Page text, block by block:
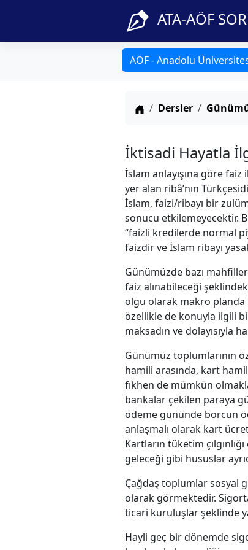
ATA-AÖF
AÖF - Anadolu
Anasayfa
Dersler
İktisadi Hayatla
İslam anlayışına göre faiz
yer alan ribâ’nın
İslam, faizi/ribayı bir
sonucu etkilemeyecektir.
“faizli kredilerde normal
faizdir ve İslam ribayı
Günümüzde bazı
faiz alınabileceği
olgu olarak makro planda
özellikle de konuyla ilgili
maksadın ve dolayısıyla
Günümüz toplumlarının
hamili arasında, kart
fıkhen de mümkün
bankalar çekilen paraya
ödeme gününde borcun
anlaşmalı olarak kart
Kartların tüketim
geleceği gibi hususlar
Çağdaş toplumlar sosyal
olarak görmektedir.
ticari kuruluşlar şeklinde
Hayli geç bir dönemde